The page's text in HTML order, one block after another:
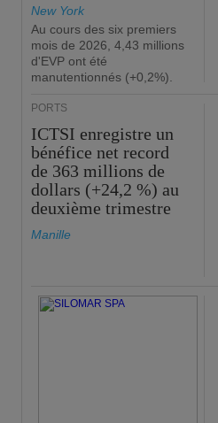
New York
Au cours des six premiers
mois de 2026, 4,43 millions
d'EVP ont été
manutentionnés (+0,2%).
PORTS
ICTSI enregistre un
bénéfice net record
de 363 millions de
dollars (+24,2 %) au
deuxième trimestre
Manille